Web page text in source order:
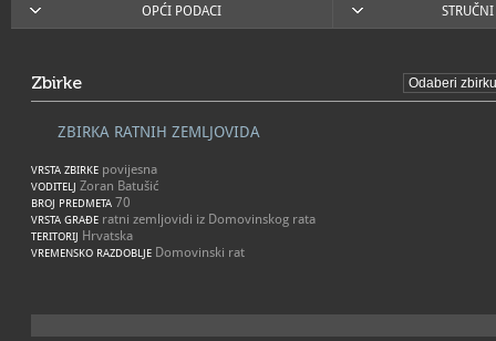
OPĆI PODACI
Zbirke
ZBIRKA RATNIH ZEMLJOVIDA
VRSTA ZBIRKE povijesna
VODITELJ Zoran Batušić
BROJ PREDMETA 70
VRSTA GRAĐE ratni zemljovidi iz Domovinskog rata
TERITORIJ Hrvatska
VREMENSKO RAZDOBLJE Domovinski rat